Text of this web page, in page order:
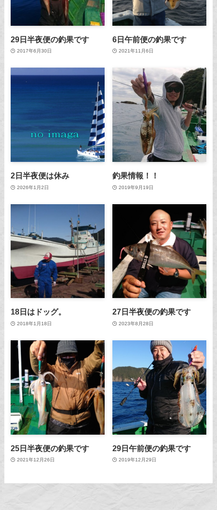
29日半夜便の釣果です
2017年6月30日
6日午前便の釣果です
2021年11月6日
2日半夜便は休み
2026年1月2日
釣果情報！！
2019年9月19日
18日はドッグ。
2018年1月18日
27日半夜便の釣果です
2023年8月28日
25日半夜便の釣果です
2021年12月26日
29日午前便の釣果です
2019年12月29日